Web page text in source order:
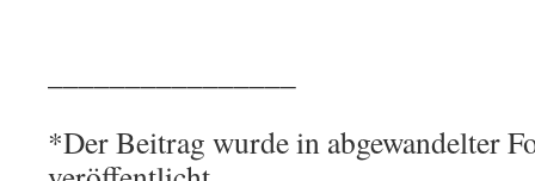
*Der Beitrag wurde in abgewandelter